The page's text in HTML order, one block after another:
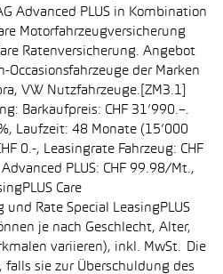
Advanced PLUS in Kombination
Motorfahrzeugversicherung
Ratenversicherung. Angebot
der Marken
VW Nutzfahrzeuge.[ZM3.1]
Barkaufpreis: CHF 31’990.–.
Laufzeit: 48 Monate (15’000
0.-, Leasingrate Fahrzeug: CHF
PLUS: CHF 99.98/Mt.,
Care
Rate Special LeasingPLUS
je nach Geschlecht, Alter,
variieren), inkl. MwSt. Die
falls sie zur Überschuldung des